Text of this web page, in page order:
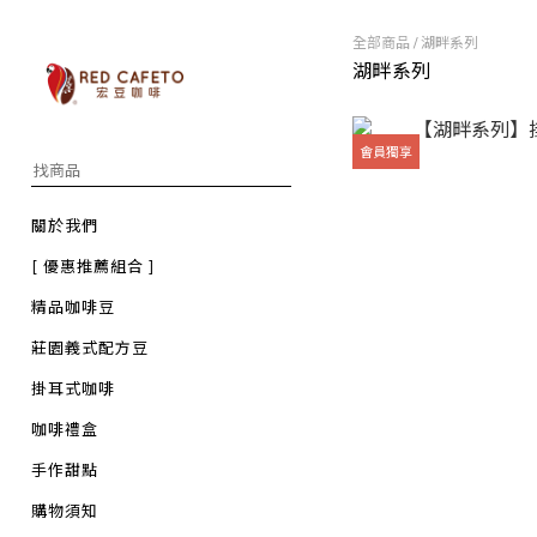
關於我們
[ 優惠推薦組合 ]
精品咖啡豆
莊園義式配方豆
掛耳式咖啡
咖啡禮盒
手作甜點
購物須知
全部商品 / 湖畔系列
湖畔系列
會員獨享